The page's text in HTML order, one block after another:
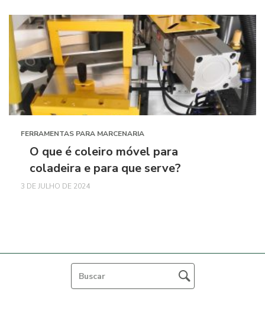
FERRAMENTAS PARA MARCENARIA
O que é coleiro móvel para
coladeira e para que serve?
3 DE JULHO DE 2024